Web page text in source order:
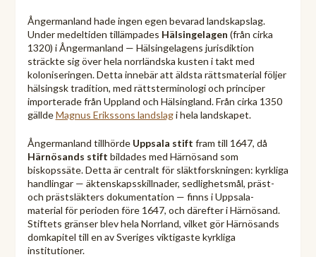
Ångermanland hade ingen egen bevarad landskapslag.
Under medeltiden tillämpades Hälsingelagen (från cirka
1320) i Ångermanland — Hälsingelagens jurisdiktion
sträckte sig över hela norrländska kusten i takt med
koloniseringen. Detta innebär att äldsta rättsmaterial följer
hälsingsk tradition, med rättsterminologi och principer
importerade från Uppland och Hälsingland. Från cirka 1350
gälldeMagnus Erikssons landslagi hela landskapet.
Ångermanland tillhörde Uppsala stift fram till 1647, då
Härnösands stift bildades med Härnösand som
biskopssäte. Detta är centralt för släktforskningen: kyrkliga
handlingar — äktenskapsskillnader, sedlighetsmål, präst-
och prästsläkters dokumentation — finns i Uppsala-
material för perioden före 1647, och därefter i Härnösand.
Stiftets gränser blev hela Norrland, vilket gör Härnösands
domkapitel till en av Sveriges viktigaste kyrkliga
institutioner.